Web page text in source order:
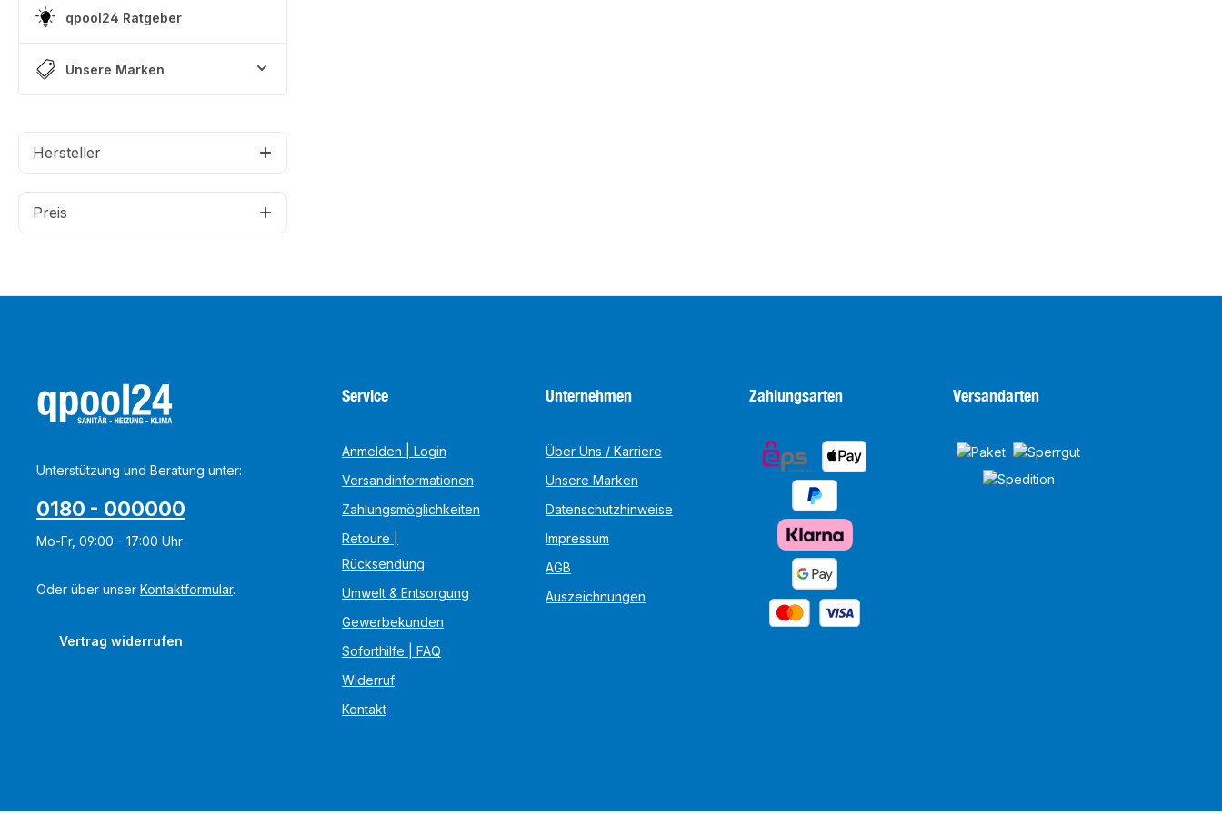
qpool24 Ratgeber
Unsere Marken
Hersteller
Preis
Unterstützung und Beratung unter:
0180 - 000000
Mo-Fr, 09:00 - 17:00 Uhr
Oder über unser Kontaktformular.
Vertrag widerrufen
Service
Anmelden | Login
Versandinformationen
Zahlungsmöglichkeiten
Retoure |
Rücksendung
Umwelt & Entsorgung
Gewerbekunden
Soforthilfe | FAQ
Widerruf
Kontakt
Unternehmen
Über Uns / Karriere
Unsere Marken
Datenschutzhinweise
Impressum
AGB
Auszeichnungen
Zahlungsarten Versandarten